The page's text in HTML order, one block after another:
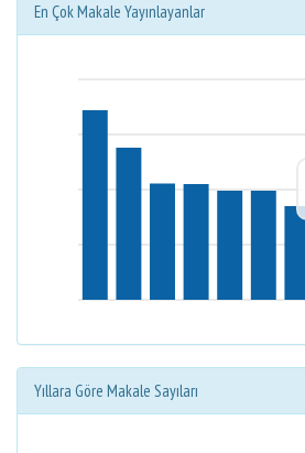
En Çok Makale Yayınlayanlar
Yıllara Göre Makale Sayıları